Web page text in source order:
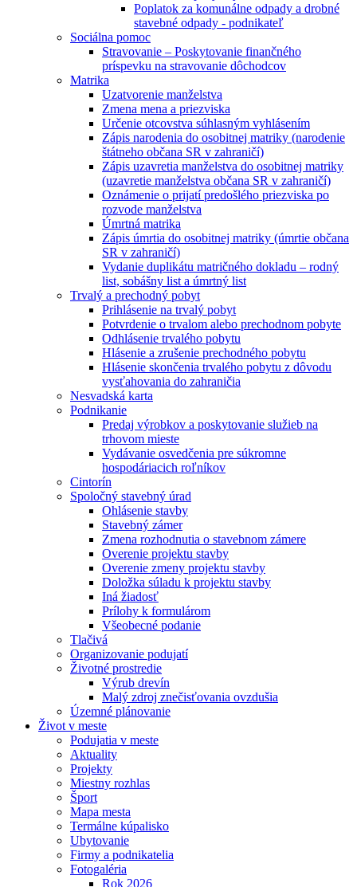
Poplatok za komunálne odpady a drobné
stavebné odpady - podnikateľ
Sociálna pomoc
Stravovanie – Poskytovanie finančného
príspevku na stravovanie dôchodcov
Matrika
Uzatvorenie manželstva
Zmena mena a priezviska
Určenie otcovstva súhlasným vyhlásením
Zápis narodenia do osobitnej matriky (narodenie
štátneho občana SR v zahraničí)
Zápis uzavretia manželstva do osobitnej matriky
(uzavretie manželstva občana SR v zahraničí)
Oznámenie o prijatí predošlého priezviska po
rozvode manželstva
Úmrtná matrika
Zápis úmrtia do osobitnej matriky (úmrtie občana
SR v zahraničí)
Vydanie duplikátu matričného dokladu – rodný
list, sobášny list a úmrtný list
Trvalý a prechodný pobyt
Prihlásenie na trvalý pobyt
Potvrdenie o trvalom alebo prechodnom pobyte
Odhlásenie trvalého pobytu
Hlásenie a zrušenie prechodného pobytu
Hlásenie skončenia trvalého pobytu z dôvodu
vysťahovania do zahraničia
Nesvadská karta
Podnikanie
Predaj výrobkov a poskytovanie služieb na
trhovom mieste
Vydávanie osvedčenia pre súkromne
hospodáriacich roľníkov
Cintorín
Spoločný stavebný úrad
Ohlásenie stavby
Stavebný zámer
Zmena rozhodnutia o stavebnom zámere
Overenie projektu stavby
Overenie zmeny projektu stavby
Doložka súladu k projektu stavby
Iná žiadosť
Prílohy k formulárom
Všeobecné podanie
Tlačivá
Organizovanie podujatí
Životné prostredie
Výrub drevín
Malý zdroj znečisťovania ovzdušia
Územné plánovanie
Život v meste
Podujatia v meste
Aktuality
Projekty
Miestny rozhlas
Šport
Mapa mesta
Termálne kúpalisko
Ubytovanie
Firmy a podnikatelia
Fotogaléria
Rok 2026